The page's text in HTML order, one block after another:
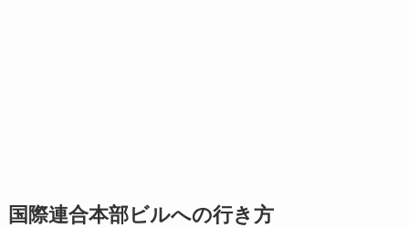
国際連合本部ビルへの行き方